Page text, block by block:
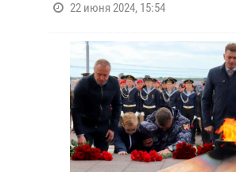
22 июня 2024, 15:54